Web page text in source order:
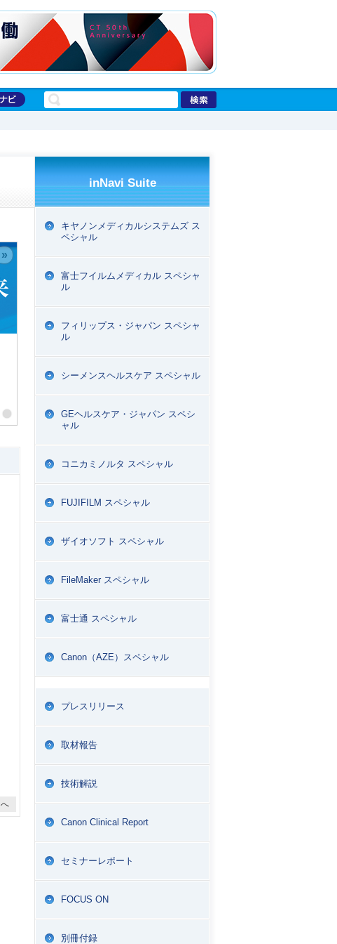
»
へ
inNavi Suite
キヤノンメディカルシステムズ ス
ペシャル
富士フイルムメディカル スペシャ
ル
フィリップス・ジャパン スペシャ
ル
シーメンスヘルスケア スペシャル
GEヘルスケア・ジャパン スペシ
ャル
コニカミノルタ スペシャル
FUJIFILM スペシャル
ザイオソフト スペシャル
FileMaker スペシャル
富士通 スペシャル
Canon（AZE）スペシャル
プレスリリース
取材報告
技術解説
Canon Clinical Report
セミナーレポート
FOCUS ON
別冊付録